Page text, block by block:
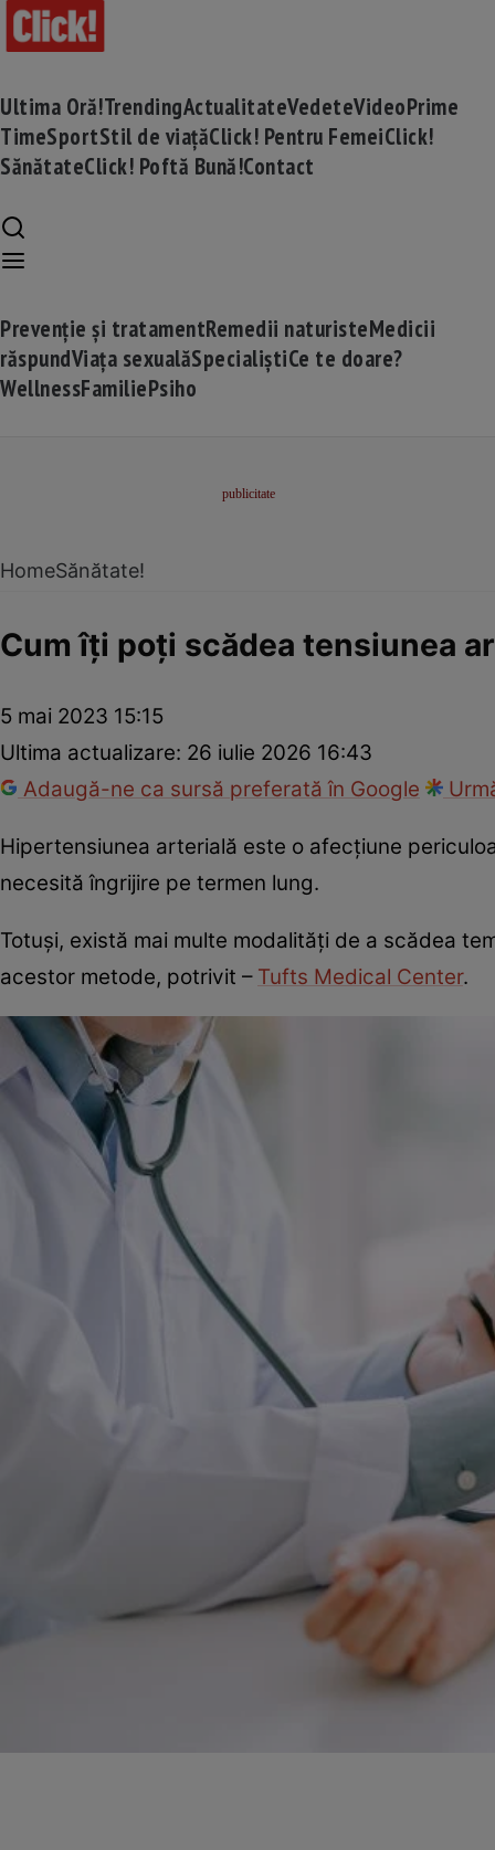
Ultima Oră!TrendingActualitateVedeteVideoPrime
TimeSportStil de viațăClick! Pentru FemeiClick!
SănătateClick! Poftă Bună!Contact
Prevenție și tratamentRemedii naturisteMedicii
răspundViața sexualăSpecialiștiCe te doare?
WellnessFamiliePsiho
HomeSănătate!
Cum îți poți scădea tensiunea
5 mai 2023 15:15
Ultima actualizare: 26 iulie 2026 16:43
Adaugă-ne ca sursă preferată în Google
Hipertensiunea arterială este o afecțiune
necesită îngrijire pe termen lung.
Totuși, există mai multe modalități de a scădea
acestor metode, potrivit – Tufts Medical Center.